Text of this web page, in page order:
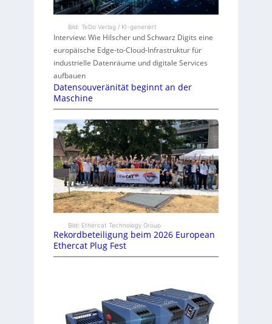
Bild: TeDo Verlag / KI-generiert
Interview: Wie Hilscher und Schwarz Digits eine
europäische Edge-to-Cloud-Infrastruktur für
industrielle Datenräume und digitale Services
aufbauen
Datensouveränität beginnt an der
Maschine
Bild: Ethercat Technology Group
Rekordbeteiligung beim 2026 European
Ethercat Plug Fest